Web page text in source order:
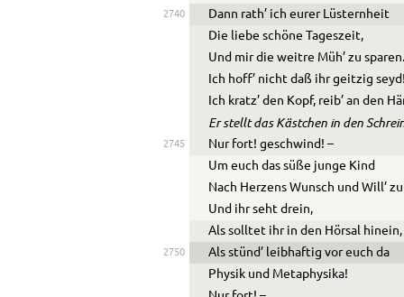
2740
Dann rath’ ich eurer Lüsternheit
Die liebe schöne Tageszeit,
Und mir die weitre Müh’ zu
Ich hoff’ nicht daß ihr geitzig
Ich kratz’ den Kopf, reib’ an den
Er stellt das Kästchen in den
2745
Nur fort! geschwind! –
Um euch das süße junge Kind
Nach Herzens Wunsch und Will’
Und ihr seht drein,
Als solltet ihr in den Hörsal hinein,
2750
Als stünd’ leibhaftig vor euch da
Physik und Metaphysika!